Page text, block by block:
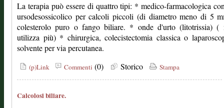
La terapia può essere di quattro tipi: * medico-farmacologica
ursodesossicolico per calcoli piccoli (di diametro meno di 5
colesterolo puro o fango biliare. * onde d'urto (litotrissia) (
utilizza più) * chirurgica, colecistectomia classica o
solvente per via percutanea.
(p)Link Commenti (0) Storico Stampa
Calcolosi biliare.